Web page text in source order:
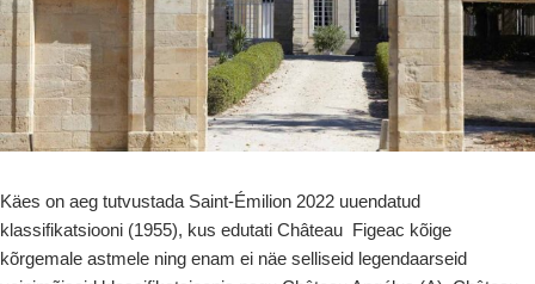
Käes on aeg tutvustada Saint-Émilion 2022 uuendatud
klassifikatsiooni (1955), kus edutati Château Figeac kõige
kõrgemale astmele ning enam ei näe selliseid legendaarseid